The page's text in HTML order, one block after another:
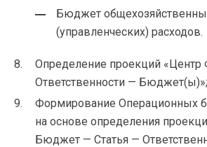
Бюджет
(управленческих) расходов.
Определение проекций «Центр
Ответственности — Бюджет(ы)»;
Формирование Операционных
на основе определения
Бюджет — Статья —